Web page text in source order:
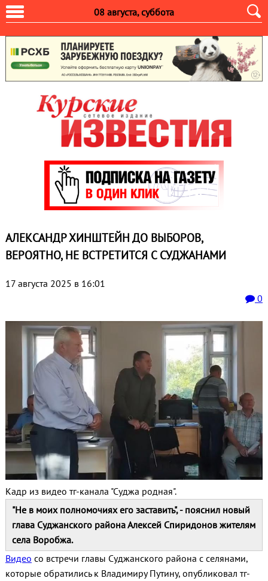
08 августа, суббота
АЛЕКСАНДР ХИНШТЕЙН ДО ВЫБОРОВ,
ВЕРОЯТНО, НЕ ВСТРЕТИТСЯ С СУДЖАНАМИ
17 августа 2025 в 16:01
0
Кадр из видео тг-канала "Суджа родная".
"Не в моих полномочиях его заставить", - пояснил новый
глава Суджанского района Алексей Спиридонов жителям
села Воробжа.
Видео со встречи главы Суджанского района с селянами,
которые обратились к Владимиру Путину, опубликовал тг-